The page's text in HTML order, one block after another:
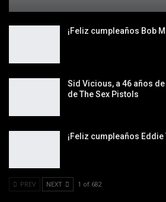
¡Feliz cumpleaños Bob
Sid Vicious, a 46 años
de The Sex Pistols
¡Feliz cumpleaños Eddie
PREV NEXT 1 of 682